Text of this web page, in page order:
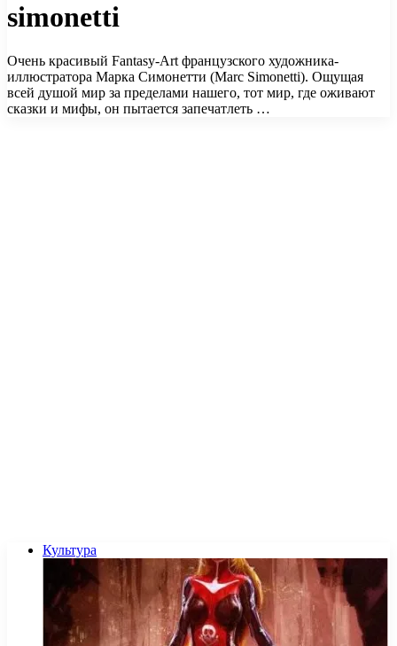
simonetti
Очень красивый Fantasy-Art французского художника-
иллюстратора Марка Симонетти (Marc Simonetti). Ощущая
всей душой мир за пределами нашего, тот мир, где оживают
сказки и мифы, он пытается запечатлеть …
Культура